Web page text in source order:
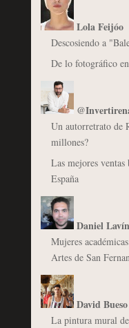
Lola Feijóo
Descosiendo a
De lo fotográfico
Un autorretrato de
millones?
Las mejores
España
Daniel
Mujeres
Artes de San
David
La pintura mural de